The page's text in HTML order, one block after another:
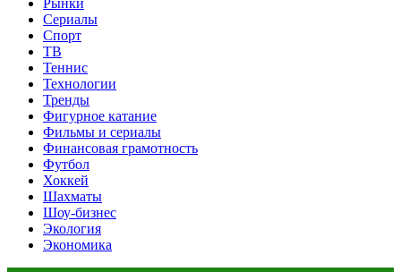
Сериалы
Спорт
ТВ
Теннис
Технологии
Тренды
Фигурное катание
Фильмы и сериалы
Финансовая грамотность
Футбол
Хоккей
Шахматы
Шоу-бизнес
Экология
Экономика